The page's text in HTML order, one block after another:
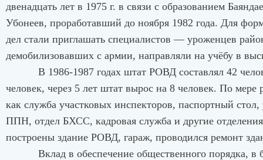
двенадцать лет в 1975 г. в связи с образованием
Убонеев, проработавший до ноября 1982 года. Для
дел стали приглашать специалистов — уроженцев
демобилизовавших с армии, направляли на учёбу в
В 1986-1987 годах штат РОВД составлял 42
человек, через 5 лет штат вырос на 8 человек. По
как служба участковых инспекторов, паспортный
ППН, отдел БХСС, кадровая служба и другие
построены здание РОВД, гараж, проводился ремонт
Вклад в обеспечение общественного порядка, в